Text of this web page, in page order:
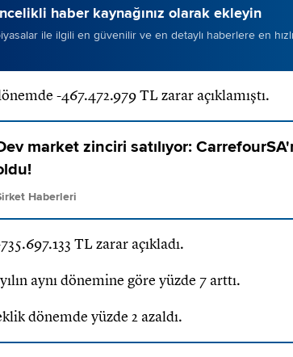
haber kaynağınız olarak ekleyin
ile ilgili en güvenilir ve en detaylı haberlere en
-467.472.979 TL zarar açıklamıştı.
market zinciri satılıyor:
Haberleri
TL zarar açıkladı.
aynı dönemine göre yüzde 7 arttı.
dönemde yüzde 2 azaldı.